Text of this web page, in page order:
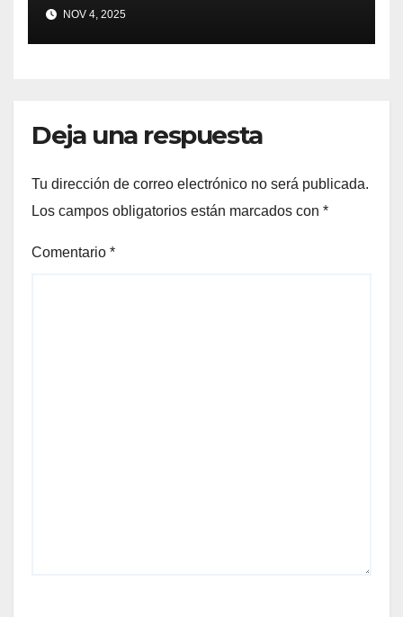
CUATRO “ EMPLEADOS DEL
MES” POR SU LIDERAZGO Y
NOV 4, 2025
Deja una respuesta
Tu dirección de correo electrónico no será publicada.
Los campos obligatorios están marcados con *
Comentario *